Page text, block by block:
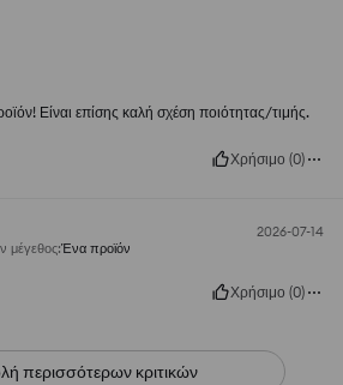
Είναι επίσης καλή σχέση ποιότητας/τιμής.
Χρήσιμο (0)
2026-07-14
μέγεθος:Ένα προϊόν
Χρήσιμο (0)
περισσότερων κριτικών